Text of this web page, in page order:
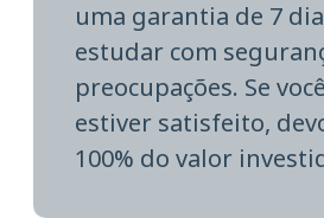
uma garantia de 7
estudar com
preocupações. Se
estiver satisfeito,
100% do valor